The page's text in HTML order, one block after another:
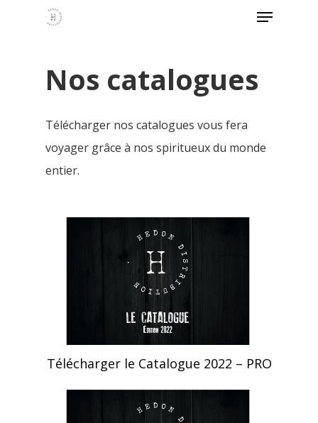
Nos catalogues
Télécharger nos catalogues vous fera
voyager grâce à nos spiritueux du monde
entier.
Télécharger le Catalogue 2022 – PRO